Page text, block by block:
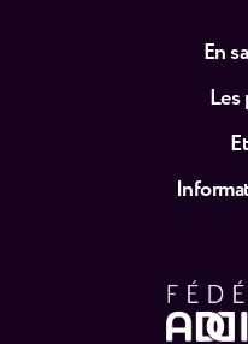
En